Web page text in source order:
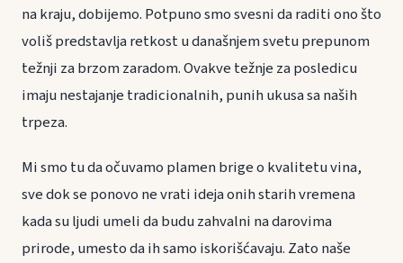
na kraju, dobijemo. Potpuno smo svesni da raditi ono što
voliš predstavlja retkost u današnjem svetu prepunom
težnji za brzom zaradom. Ovakve težnje za posledicu
imaju nestajanje tradicionalnih, punih ukusa sa naših
trpeza.
Mi smo tu da očuvamo plamen brige o kvalitetu vina,
sve dok se ponovo ne vrati ideja onih starih vremena
kada su ljudi umeli da budu zahvalni na darovima
prirode, umesto da ih samo iskorišćavaju. Zato naše